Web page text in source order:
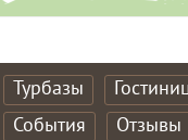
Турбазы
События
Отзывы